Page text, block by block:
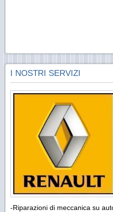
I NOSTRI SERVIZI
-Riparazioni di meccanica su